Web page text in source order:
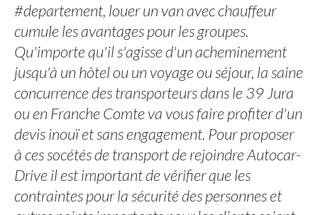
#departement, louer un van avec chauffeur
cumule les avantages pour les groupes.
Qu'importe qu'il s'agisse d'un acheminement
jusqu'à un hôtel ou un voyage ou séjour, la saine
concurrence des transporteurs dans le 39 Jura
ou en Franche Comte va vous faire profiter d'un
devis inouï et sans engagement. Pour proposer
à ces socétés de transport de rejoindre Autocar-
Drive il est important de vérifier que les
contraintes pour la sécurité des personnes et